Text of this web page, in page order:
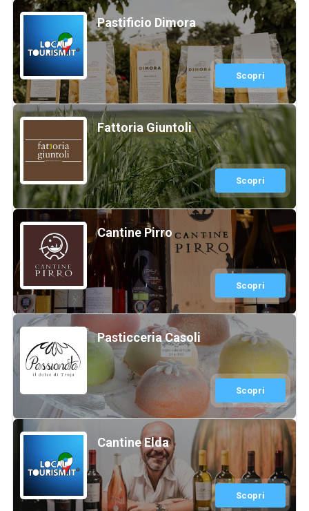
Pastificio Dimora
Scopri
Fattoria Giuntoli
Scopri
Cantine Pirro
Scopri
Pasticceria Casoli
Scopri
Cantine Elda
Scopri